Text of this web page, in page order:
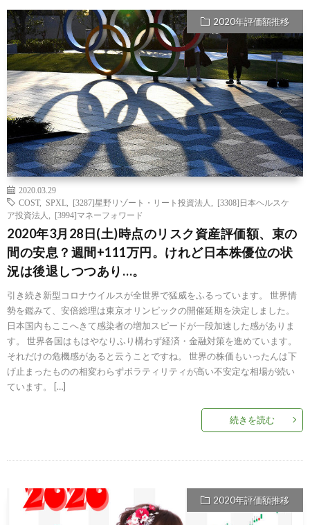
2020年評価額推移
2020.03.29
COST, SPXL [3287]星野リゾート・リート投資法人
[3308]日本ヘルスケ
ア投資法人
[3994]マネーフォワード
2020年3月28日(土)時点のリスク資産評価額、束の
間の安息？週間+111万円。けれど日本株優位の状
況は後退しつつあり…。
引き続き新型コロナウイルスが全世界で猛威をふるっています。 世界情
勢を鑑みて、安倍総理は東京オリンピックの開催延期を決定しました。
日本国内もここへきて感染者の増加スピードが一段加速した感がありま
す。 世界各国はもはやなりふり構わず経済・金融対策を進めています。
それだけの危機感があると云うことですね。 世界の株価もいったんは下
げ止まったものの相変わらずボラティリティが高い不安定な相場が続い
ています。 […]
続きを読む
2020年評価額推移